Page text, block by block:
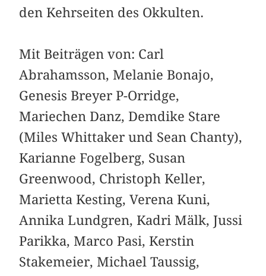
den Kehr­seiten des Okkulten.
Mit Beiträgen von: Carl
Abrahamsson, Melanie Bonajo,
Genesis Breyer P-Orridge,
Mariechen Danz, Demdike Stare
(Miles Whittaker und Sean Chanty),
Karianne Fogelberg, Susan
Greenwood, Christoph Keller,
Marietta Kesting, Verena Kuni,
Annika Lundgren, Kadri Mälk, Jussi
Parikka, Marco Pasi, Kerstin
Stakemeier, Michael Taussig,